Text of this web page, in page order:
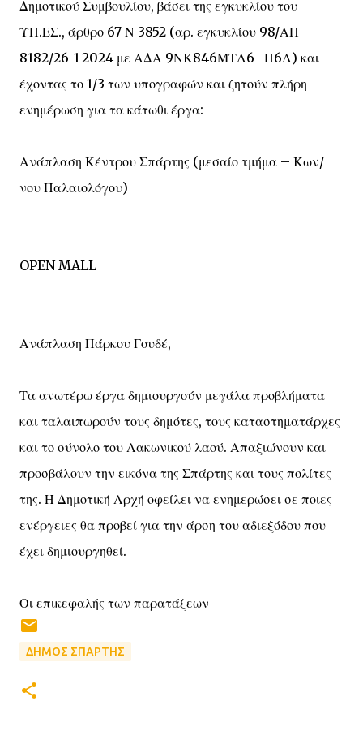
Δημοτικού Συμβουλίου, βάσει της εγκυκλίου του
ΥΠ.ΕΣ., άρθρο 67 Ν 3852 (αρ. εγκυκλίου 98/ΑΠ
8182/26-1-2024 με ΑΔΑ 9ΝΚ846ΜΤΛ6- Π6Λ) και
έχοντας το 1/3 των υπογραφών και ζητούν πλήρη
ενημέρωση για τα κάτωθι έργα:
Ανάπλαση Κέντρου Σπάρτης (μεσαίο τμήμα – Κων/
νου Παλαιολόγου)
OPEN MALL
Ανάπλαση Πάρκου Γουδέ,
Τα ανωτέρω έργα δημιουργούν μεγάλα προβλήματα
και ταλαιπωρούν τους δημότες, τους καταστηματάρχες
και το σύνολο του Λακωνικού λαού. Απαξιώνουν και
προσβάλουν την εικόνα της Σπάρτης και τους πολίτες
της. Η Δημοτική Αρχή οφείλει να ενημερώσει σε ποιες
ενέργειες θα προβεί για την άρση του αδιεξόδου που
έχει δημιουργηθεί.
Οι επικεφαλής των παρατάξεων
ΔΗΜΟΣ ΣΠΑΡΤΗΣ